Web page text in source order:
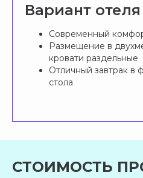
Вариант
Современный
Размещение в
кровати раздельные
Отличный завтрак в
стола
СТОИМОСТЬ